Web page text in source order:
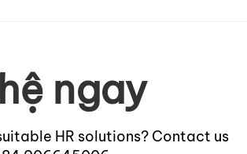
ngay
HR solutions? Contact us